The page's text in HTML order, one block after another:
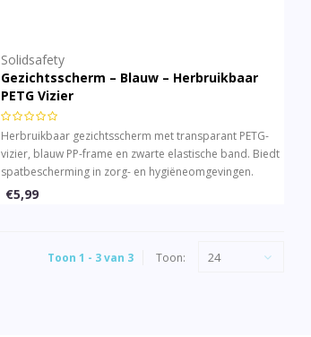
Solidsafety
Gezichtsscherm – Blauw – Herbruikbaar
PETG Vizier
Herbruikbaar gezichtsscherm met transparant PETG-
vizier, blauw PP-frame en zwarte elastische band. Biedt
spatbescherming in zorg- en hygiëneomgevingen.
Autoclaveerbaar tot 134°C en eenvoudig te
€5,99
Toon 1 - 3 van 3 Toon: 24